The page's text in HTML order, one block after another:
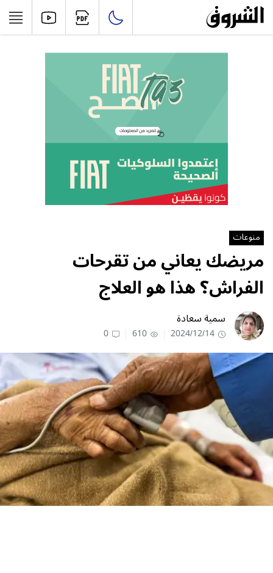
منوعات
مريضك يعاني من تقرحات
الفراش؟ هذا هو العلاج
سمية سعادة
2024/12/14
610
0